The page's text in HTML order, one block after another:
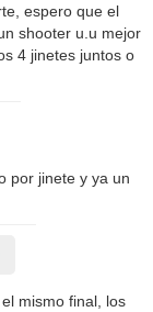
espero que el
shooter u.u mejor
4 jinetes juntos o
por jinete y ya un
mismo final, los